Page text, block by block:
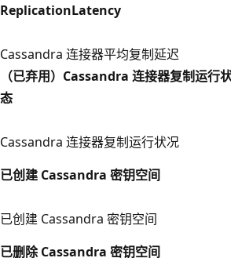
ReplicationLatency
Cassandra 连接器平均复制延迟
（已弃用）Cassandra 连接器复制运行
态
Cassandra 连接器复制运行状况
已创建 Cassandra 密钥空间
已创建 Cassandra 密钥空间
已删除 Cassandra 密钥空间